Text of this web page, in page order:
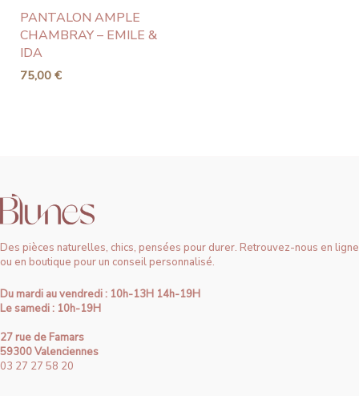
PANTALON AMPLE
CHAMBRAY – EMILE &
IDA
75,00 €
Des pièces naturelles, chics, pensées pour durer. Retrouvez-nous en ligne
ou en boutique pour un conseil personnalisé.
Du mardi au vendredi : 10h-13H 14h-19H
Le samedi : 10h-19H
27 rue de Famars
59300 Valenciennes
03 27 27 58 20